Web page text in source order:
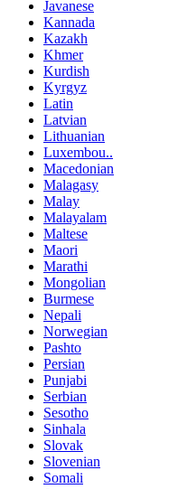
Javanese
Kannada
Kazakh
Khmer
Kurdish
Kyrgyz
Latin
Latvian
Lithuanian
Luxembou..
Macedonian
Malagasy
Malay
Malayalam
Maltese
Maori
Marathi
Mongolian
Burmese
Nepali
Norwegian
Pashto
Persian
Punjabi
Serbian
Sesotho
Sinhala
Slovak
Slovenian
Somali